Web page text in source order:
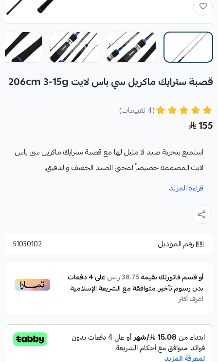
قصبة سترايك ماكريل سي باس لايت 206cm 3-15g
(4 تقييمات)
155
استمتع بتجربة صيد لا مثيل لها مع قصبة سترايك ماكريل سي باس
لايت المصممة خصيصاً لمحبي الصيد الخفيف والدقيق.
قصبة تجمع بين الخفة الفائقة، الحساسية العالية، والتوازن المثالي،
احترافية ومتعة.
الموديل : ماكريل
وزن اللور : 3-15 جرام
النوع : سبيننق
الخيط : PE: 0.6-0.8
عدد القطع : 2
وزن القصبة (114g) Rod Weigh
قراءة المزيد
رقم الموديل 51030102
أو قسم فاتورتك بقيمة38.75 ر.س على4دفعات
بدون رسوم تأخير، متوافقة مع الشريعة الإسلامية
اعرف أكثر